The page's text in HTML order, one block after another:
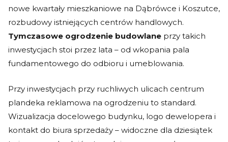
nowe kwartały mieszkaniowe na Dąbrówce i Koszutce,
rozbudowy istniejących centrów handlowych.
Tymczasowe ogrodzenie budowlane przy takich
inwestycjach stoi przez lata – od wkopania pala
fundamentowego do odbioru i umeblowania.
Przy inwestycjach przy ruchliwych ulicach centrum
plandeka reklamowa na ogrodzeniu to standard.
Wizualizacja docelowego budynku, logo dewelopera i
kontakt do biura sprzedaży – widoczne dla dziesiątek